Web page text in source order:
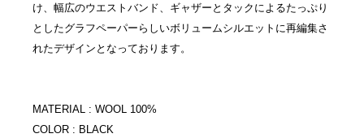
け、幅広のウエストバンド、ギャザーとタックによるたっぷり
としたグラフペーパーらしいボリュームシルエットに再編集さ
れたデザインとなっております。
MATERIAL : WOOL 100%
COLOR : BLACK